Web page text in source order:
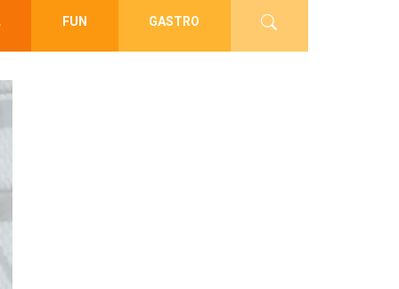
FUN GASTRO